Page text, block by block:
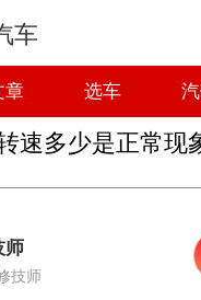
车
章 选车
速多少是正常现
师
技师